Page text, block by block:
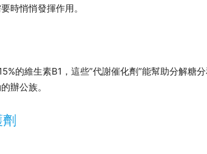
時悄悄發揮作用。
的維生素B1，這些”代謝催化劑”能幫助分解糖
辦公族。